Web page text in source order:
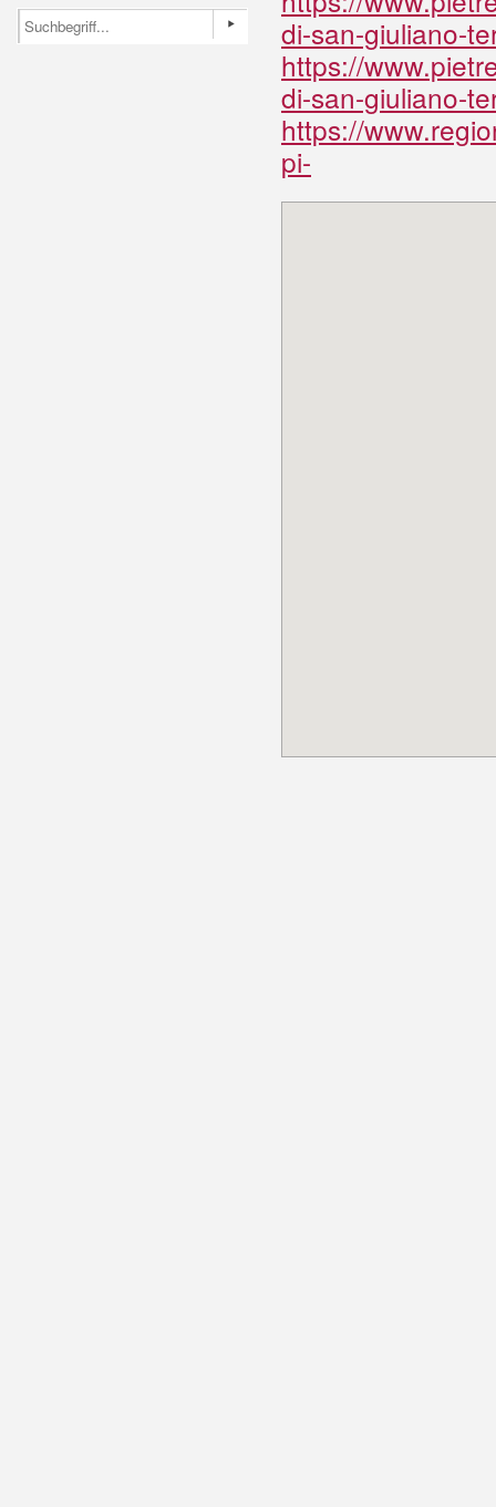
di-san-giuliano-
https://
di-san-giuliano-
https://
pi-